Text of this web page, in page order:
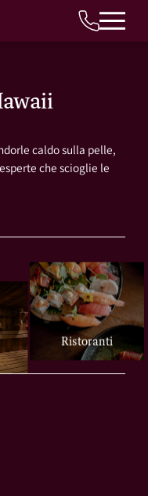
caldo sulla pelle,
che scioglie le
Ristoranti